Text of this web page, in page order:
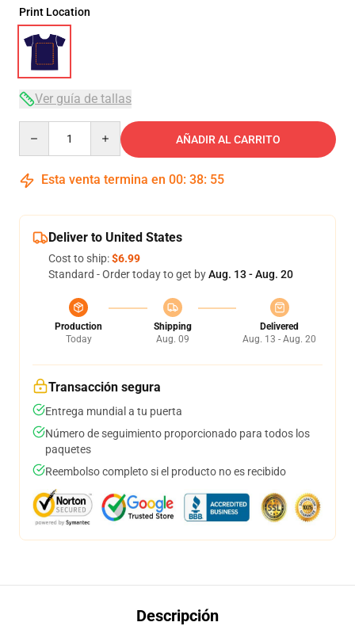
Print Location
Ver guía de tallas
AÑADIR AL CARRITO
Esta venta termina en 00: 38: 54
Deliver to United States
Cost to ship:$6.99
Standard - Order today to get byAug. 13 - Aug. 20
Production
Today
Shipping
Aug. 09
Delivered
Aug. 13 - Aug. 20
Transacción segura
Entrega mundial a tu puerta
Número de seguimiento proporcionado para todos los
paquetes
Reembolso completo si el producto no es recibido
Descripción